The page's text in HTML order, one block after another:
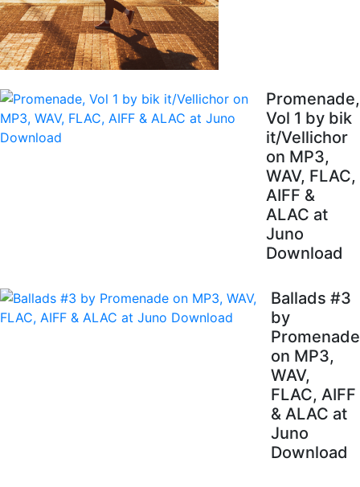
Promenade,
Vol 1 by bik
it/Vellichor
on MP3,
WAV, FLAC,
AIFF &
ALAC at
Juno
Download
Ballads #3
by
Promenade
on MP3,
WAV,
FLAC, AIFF
& ALAC at
Juno
Download